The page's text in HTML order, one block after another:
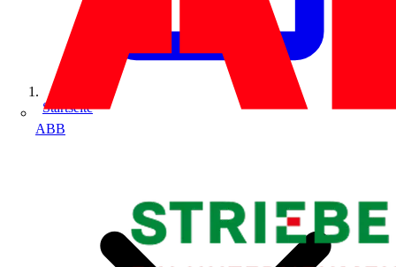
ABB
Startseite